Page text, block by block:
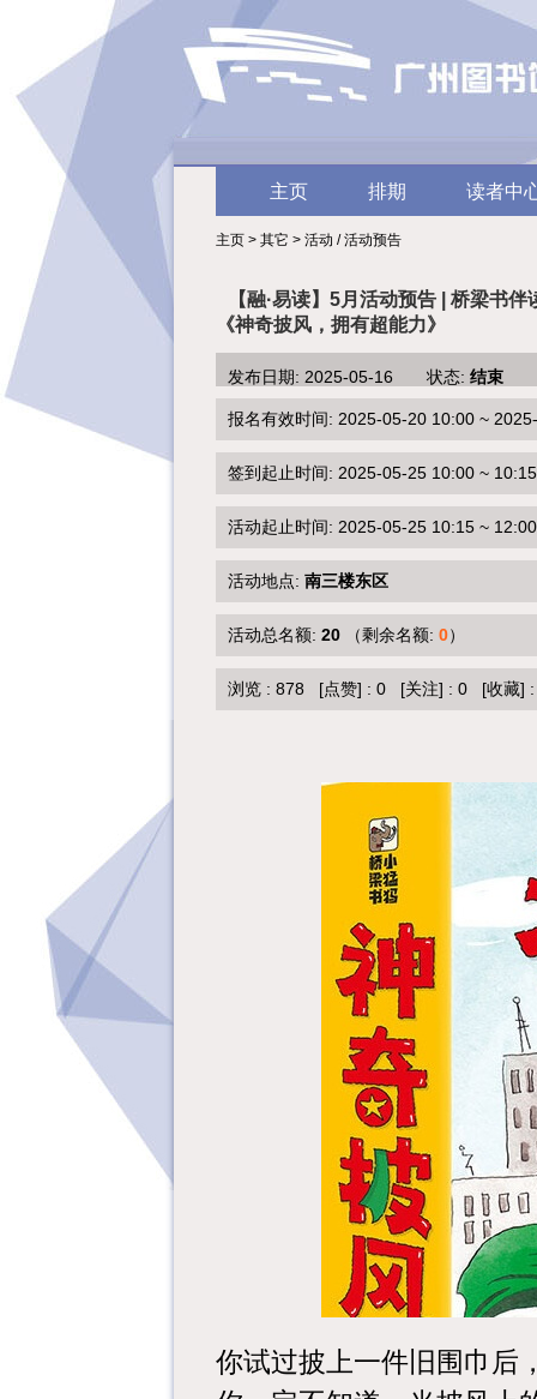
主页 排期 读者中
主页 > 其它 > 活动 / 活动预告
【融·易读】5月活动预告 | 桥梁书伴
《神奇披风，拥有超能力》
发布日期: 2025-05-16 状态: 结束
报名有效时间: 2025-05-20 10:00 ~
签到起止时间: 2025-05-25 10:00 ~ 10:15
活动起止时间: 2025-05-25 10:15 ~ 12:00
活动地点: 南三楼东区
活动总名额: 20 （剩余名额: 0）
浏览 : 878 [点赞] : 0 [关注] : 0 [收藏]
你试过披上一件旧围巾后